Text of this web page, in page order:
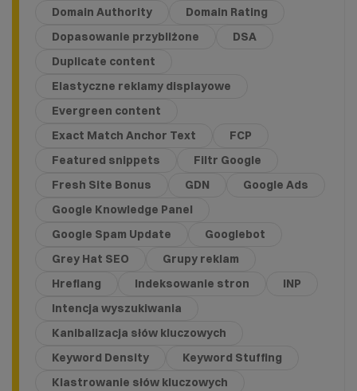
Domain Authority
Domain Rating
Dopasowanie przybliżone
DSA
Duplicate content
Elastyczne reklamy displayowe
Evergreen content
Exact Match Anchor Text
FCP
Featured snippets
Filtr Google
Fresh Site Bonus
GDN
Google Ads
Google Knowledge Panel
Google Spam Update
Googlebot
Grey Hat SEO
Grupy reklam
Hreflang
Indeksowanie stron
INP
Intencja wyszukiwania
Kanibalizacja słów kluczowych
Keyword Density
Keyword Stuffing
Klastrowanie słów kluczowych